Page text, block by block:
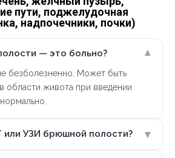
пути, поджелудочная
надпочечники, почки)
— это больно? ▾
безболезненно. Может быть
области живота при введении
или УЗИ брюшной полости? ▾